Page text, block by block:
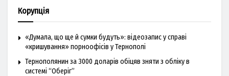
Корупція
«Думала, що ще й сумки будуть»: відеозапис у справі
«кришування» порноофісів у Тернополі
Тернополянин за 3000 доларів обіцяв зняти з обліку в
системі “Оберіг”